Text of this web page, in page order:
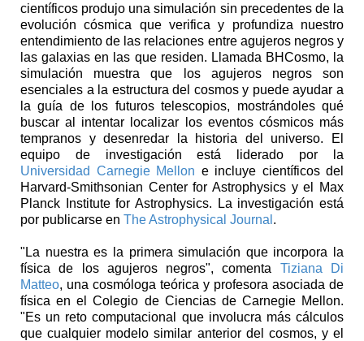
científicos produjo una simulación sin precedentes de la
evolución cósmica que verifica y profundiza nuestro
entendimiento de las relaciones entre agujeros negros y
las galaxias en las que residen. Llamada BHCosmo, la
simulación muestra que los agujeros negros son
esenciales a la estructura del cosmos y puede ayudar a
la guía de los futuros telescopios, mostrándoles qué
buscar al intentar localizar los eventos cósmicos más
tempranos y desenredar la historia del universo. El
equipo de investigación está liderado por la
Universidad Carnegie Mellon e incluye científicos del
Harvard-Smithsonian Center for Astrophysics y el Max
Planck Institute for Astrophysics. La investigación está
por publicarse en The Astrophysical Journal .
"La nuestra es la primera simulación que incorpora la
física de los agujeros negros", comenta Tiziana Di
Matteo, una cosmóloga teórica y profesora asociada de
física en el Colegio de Ciencias de Carnegie Mellon.
"Es un reto computacional que involucra más cálculos
que cualquier modelo similar anterior del cosmos, y el